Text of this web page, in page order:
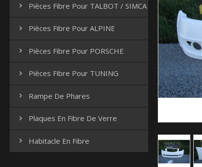
 Pièces Fibre Pour TALBOT / SIMCA
 Pièces Fibre Pour ALPINE
 Pièces Fibre Pour PORSCHE
 Pièces Fibre Pour TUNING
 Rampe De Phares
 Plaques En Fibre De Verre
 Habitacle En Fibre